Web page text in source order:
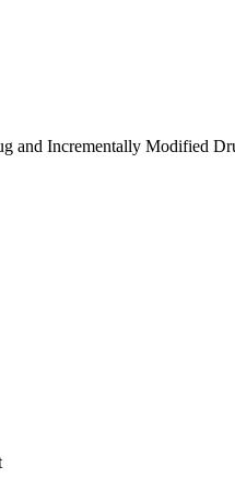
and Incrementally Modified